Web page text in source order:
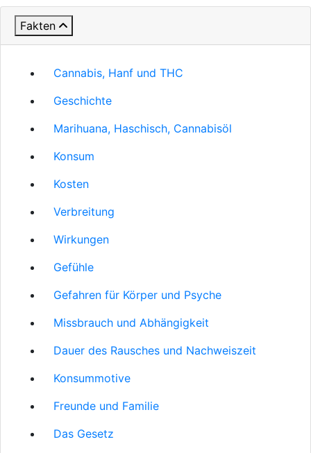
Fakten
Cannabis, Hanf und THC
Geschichte
Marihuana, Haschisch, Cannabisöl
Konsum
Kosten
Verbreitung
Wirkungen
Gefühle
Gefahren für Körper und Psyche
Missbrauch und Abhängigkeit
Dauer des Rausches und Nachweiszeit
Konsummotive
Freunde und Familie
Das Gesetz